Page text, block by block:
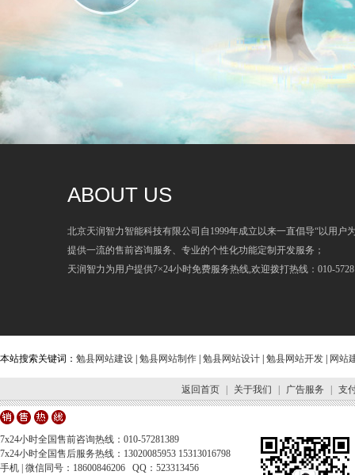
ABOUT US
北京天润智力智能科技有限公司自1999年成立以来一直倡导“以用户
提供一流的售前咨询服务、专业的个性化功能定制开发服务；
天润智力为用户提供7×24小时免费服务热线,欢迎拨打热线：010-
本站搜索关键词： 勉县网站建设 勉县网站制作 勉县网站设计 勉县网站开发 网站
返回首页 关于我们 广告服务 支
7x24小时全国售前咨询热线：010-57281389
7x24小时全国售后服务热线：13020085953 15313016798
手机 | 微信同号：18600846206 QQ：523313456